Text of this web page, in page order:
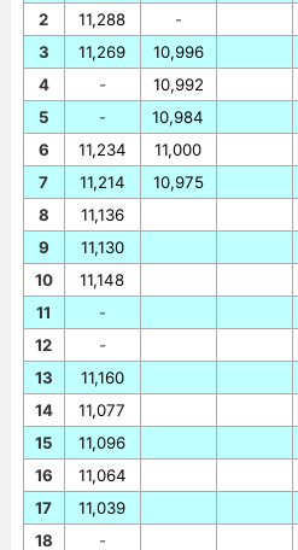
2
3
4
5
6
7
8
9
10
11
12
13
14
15
16
17
18
11,288
11,269
-
-
11,234
11,214
11,136
11,130
11,148
-
-
11,160
11,077
11,096
11,064
11,039
-
-
10,996
10,992
10,984
11,000
10,975